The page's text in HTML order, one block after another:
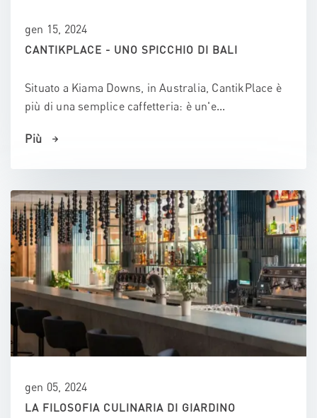
gen 15, 2024
CANTIKPLACE - UNO SPICCHIO DI BALI
Situato a Kiama Downs, in Australia, CantikPlace è
più di una semplice caffetteria: è un'e...
Più
gen 05, 2024
LA FILOSOFIA CULINARIA DI GIARDINO